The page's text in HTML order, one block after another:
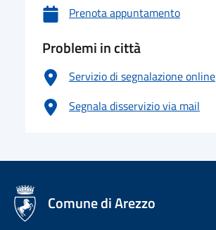
Prenota appuntamento
Problemi in città
Servizio di segnalazione online
Segnala disservizio via mail
logo Unione Europea
Comune di Arezzo